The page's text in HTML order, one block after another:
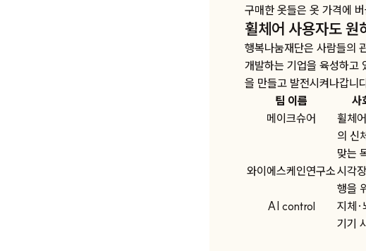
구매한 옷들은 옷 가격에
휠체어 사용자도 원
행복나눔재단은 사람들의
개발하는 기업을 육성하고
을 만들고 발전시켜나갑니
팀 이름
사
메이크슈어
휠체
의 신
맞는
와이에스케인연구소시각
행을
AI control
지체·
기기